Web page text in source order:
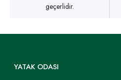
geçerlidir.
YATAK ODASI